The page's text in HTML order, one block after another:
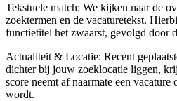
Tekstuele match: We kijken naar de
zoektermen en de vacaturetekst.
functietitel het zwaarst, gevolgd door
Actualiteit & Locatie: Recent
dichter bij jouw zoeklocatie liggen,
score neemt af naarmate een
wordt.